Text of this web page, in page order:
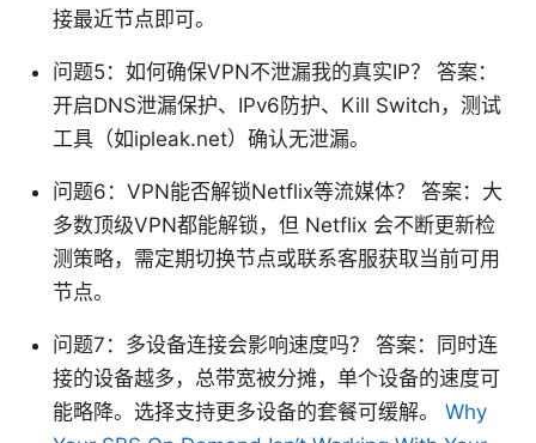
接最近节点即可。
问题5：如何确保VPN不泄漏我的真实IP？ 答案：
开启DNS泄漏保护、IPv6防护、Kill Switch，测试
工具（如ipleak.net）确认无泄漏。
问题6：VPN能否解锁Netflix等流媒体？ 答案：大
多数顶级VPN都能解锁，但 Netflix 会不断更新检
测策略，需定期切换节点或联系客服获取当前可用
节点。
问题7：多设备连接会影响速度吗？ 答案：同时连
接的设备越多，总带宽被分摊，单个设备的速度可
能略降。选择支持更多设备的套餐可缓解。 Why